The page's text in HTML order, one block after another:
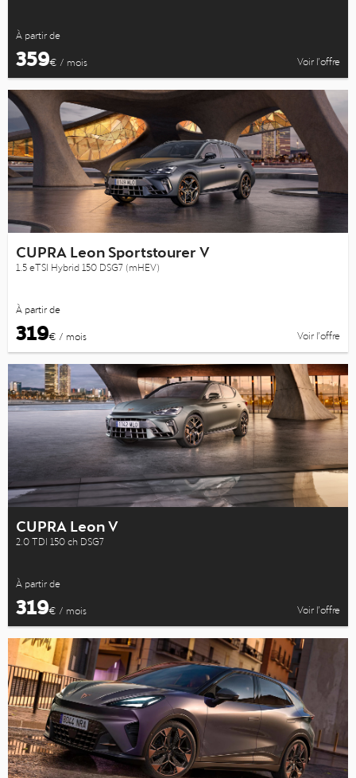
À partir de
359€ / mois Voir l’offre
CUPRA Leon Sportstourer V
1.5 eTSI Hybrid 150 DSG7 (mHEV)
À partir de
319€ / mois Voir l’offre
CUPRA Leon V
2.0 TDI 150 ch DSG7
À partir de
319€ / mois Voir l’offre